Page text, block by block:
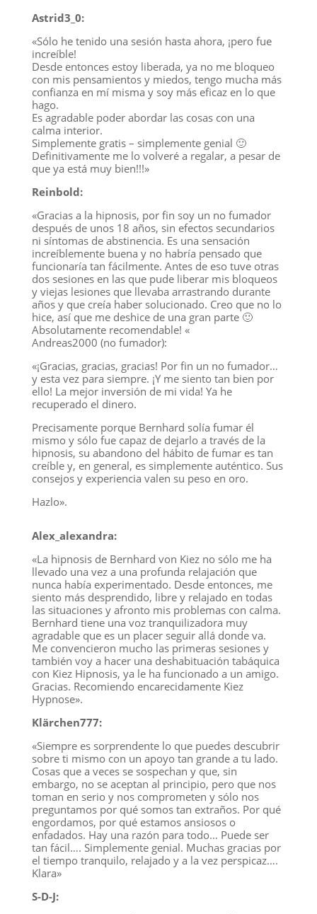
Astrid3_0:
«Sólo he tenido una sesión hasta ahora, ¡pero fue
increíble!
Desde entonces estoy liberada, ya no me bloqueo
con mis pensamientos y miedos, tengo mucha más
confianza en mí misma y soy más eficaz en lo que
hago.
Es agradable poder abordar las cosas con una
calma interior.
Simplemente gratis – simplemente genial 🙂
Definitivamente me lo volveré a regalar, a pesar de
que ya está muy bien!!!»
Reinbold:
«Gracias a la hipnosis, por fin soy un no fumador
después de unos 18 años, sin efectos secundarios
ni síntomas de abstinencia. Es una sensación
increíblemente buena y no habría pensado que
funcionaría tan fácilmente. Antes de eso tuve otras
dos sesiones en las que pude liberar mis bloqueos
y viejas lesiones que llevaba arrastrando durante
años y que creía haber solucionado. Creo que no lo
hice, así que me deshice de una gran parte 🙂
Absolutamente recomendable! «
Andreas2000 (no fumador):
«¡Gracias, gracias, gracias! Por fin un no fumador…
y esta vez para siempre. ¡Y me siento tan bien por
ello! La mejor inversión de mi vida! Ya he
recuperado el dinero.
Precisamente porque Bernhard solía fumar él
mismo y sólo fue capaz de dejarlo a través de la
hipnosis, su abandono del hábito de fumar es tan
creíble y, en general, es simplemente auténtico. Sus
consejos y experiencia valen su peso en oro.
Hazlo».
Alex_alexandra:
«La hipnosis de Bernhard von Kiez no sólo me ha
llevado una vez a una profunda relajación que
nunca había experimentado. Desde entonces, me
siento más desprendido, libre y relajado en todas
las situaciones y afronto mis problemas con calma.
Bernhard tiene una voz tranquilizadora muy
agradable que es un placer seguir allá donde va.
Me convencieron mucho las primeras sesiones y
también voy a hacer una deshabituación tabáquica
con Kiez Hipnosis, ya le ha funcionado a un amigo.
Gracias. Recomiendo encarecidamente Kiez
Hypnose».
Klärchen777:
«Siempre es sorprendente lo que puedes descubrir
sobre ti mismo con un apoyo tan grande a tu lado.
Cosas que a veces se sospechan y que, sin
embargo, no se aceptan al principio, pero que nos
toman en serio y nos comprometen y sólo nos
preguntamos por qué somos tan extraños. Por qué
engordamos, por qué estamos ansiosos o
enfadados. Hay una razón para todo… Puede ser
tan fácil…. Simplemente genial. Muchas gracias por
el tiempo tranquilo, relajado y a la vez perspicaz….
Klara»
S-D-J: